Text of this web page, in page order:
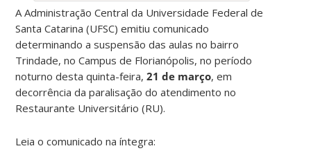
A Administração Central da Universidade Federal de
Santa Catarina (UFSC) emitiu comunicado
determinando a suspensão das aulas no bairro
Trindade, no Campus de Florianópolis, no período
noturno desta quinta-feira,21 de março, em
decorrência da paralisação do atendimento no
Restaurante Universitário (RU).
Leia o comunicado na íntegra: